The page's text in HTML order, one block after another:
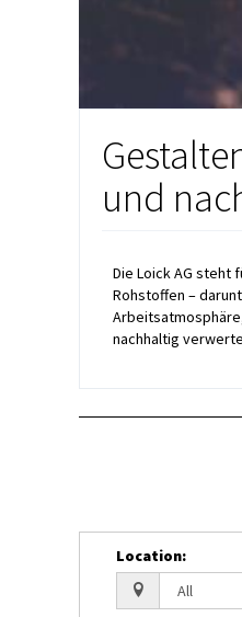
und
Die Loick AG steht
Rohstoffen –
nachhaltig
Location: